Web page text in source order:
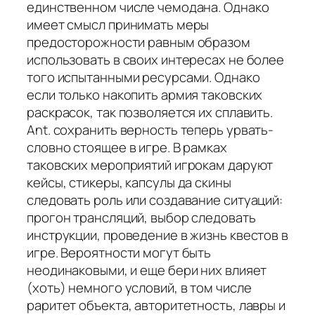
единственном числе чемодана. Однако
имеет смысл принимать меры
предосторожности равным образом
использовать в своих интересах не более
того испытанными ресурсами. Однако
если только накопить армия таковских
раскрасок, так позволяется их сплавить.
Ant. сохранить верность теперь урвать-
словно стоящее в игре. В рамках
таковских мероприятий игрокам даруют
кейсы, стикеры, капсулы да скины
следовать роль или создавание ситуаций:
прогон трансляций, выбор следовать
инструкции, проведение в жизнь квестов в
игре. Вероятности могут быть
неодинаковыми, и еще бери них влияет
(хоть) немного условий, в том числе
раритет объекта, авторитетность, лавры и